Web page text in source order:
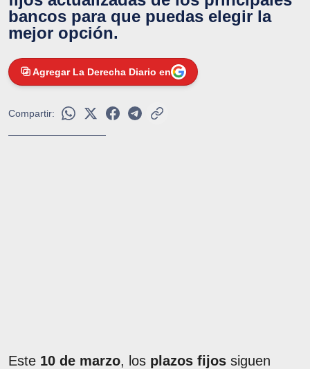
bancos para que puedas elegir la
mejor opción.
Agregar La Derecha Diario en
Compartir:
Este 10 de marzo, los plazos fijos siguen